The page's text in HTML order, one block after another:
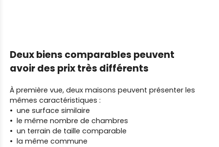
Deux biens comparables peuvent
avoir des prix très différents
À première vue, deux maisons peuvent présenter les
mêmes caractéristiques :
une surface similaire
le même nombre de chambres
un terrain de taille comparable
la même commune